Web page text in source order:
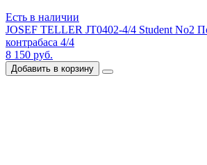
Есть в наличии
JOSEF TELLER JT0402-4/4 Student No2
контрабаса 4/4
8 150 руб.
Добавить в корзину